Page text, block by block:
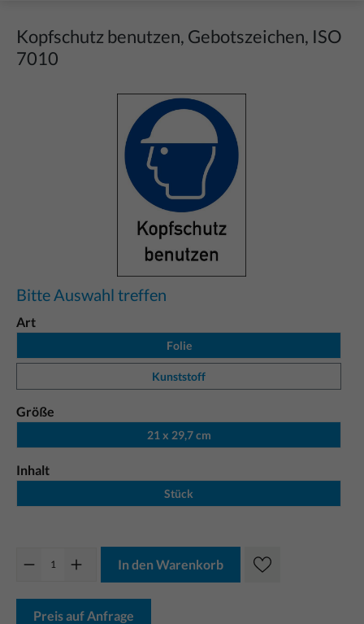
Kopfschutz benutzen, Gebotszeichen, ISO
7010
Bildergalerie überspringen
Bitte Auswahl treffen
Art
Folie
Kunststoff
Größe
21 x 29,7 cm
Inhalt
Stück
In den Warenkorb
Preis auf Anfrage